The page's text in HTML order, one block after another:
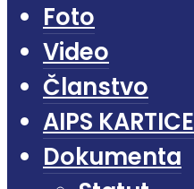
Foto
Video
Članstvo
AIPS KARTICE
Dokumenta